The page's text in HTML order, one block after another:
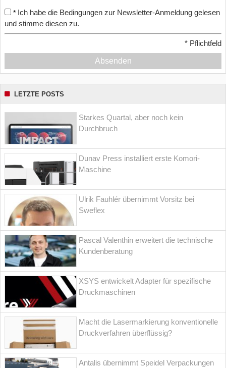
* Ich habe die Bedingungen zur Newsletter-Anmeldung gelesen
und stimme diesen zu.
* Pflichtfeld
Absenden
LETZTE POSTS
Starkes Quartal, aber noch kein
Durchbruch
Dunav Press installiert erste Komori-
Maschine
Ulrik Fauhlér übernimmt Vorsitz bei
Sweflex
Pascal Valenthin erweitert die technische
Kundenberatung
XSYS entwickelt Adapter für spezifische
Druckmaschinen
Macht die Lasermarkierung konventionelle
Druckverfahren überflüssig?
Antalis übernimmt Speidel Verpackungen